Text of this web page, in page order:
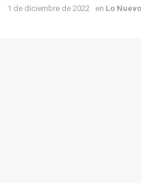
1 de diciembre de 2022 en Lo Nuevo